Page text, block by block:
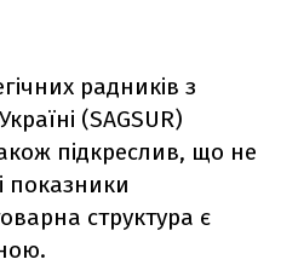
радників з
(SAGSUR)
підкреслив, що не
показники
структура є